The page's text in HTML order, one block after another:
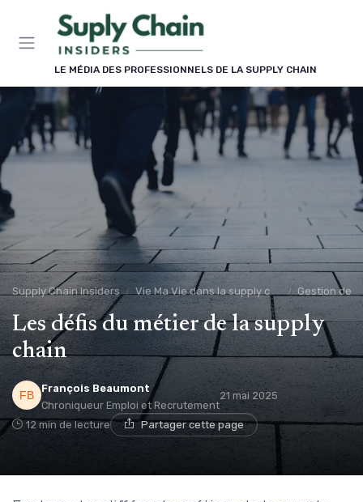
LE MÉDIA DES PROFESSIONNELS DE LA SUPPLY CHAIN
Supply Chain Insiders Vie Ma Vie dans la supply chain Gestion de
Les défis du métier de la supply
chain
François Beaumont
Chroniqueur Emploi et Recrutement
21 mai 2025
12 min de lecture Partager cette page
Panneau de gestion des cookies